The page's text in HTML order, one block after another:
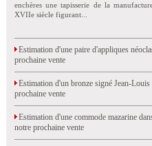
enchères une tapisserie de la
XVIIe siècle figurant...
Estimation d'une paire d'appliques
prochaine vente
Estimation d'un bronze signé Jean-Louis
prochaine vente
Estimation d'une commode mazarine
notre prochaine vente